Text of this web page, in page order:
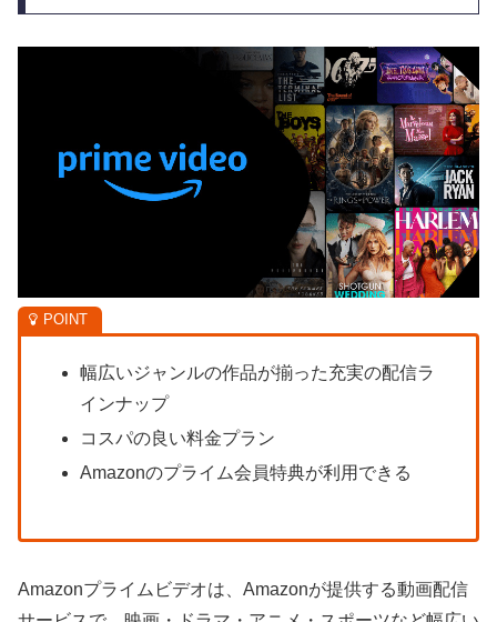
幅広いジャンルの作品が揃った充実の配信ラ
インナップ
コスパの良い料金プラン
Amazonのプライム会員特典が利用できる
Amazonプライムビデオは、Amazonが提供する動画配信